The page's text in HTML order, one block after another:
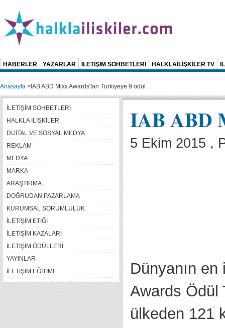
HABERLER YAZARLAR İLETİŞİM SOHBETLERİ HALKLAİLİŞKİLER TV
Anasayfa > IAB ABD Mixx Awards'tan Türkiyeye 9 ödül
IAB ABD
5 Ekim 2015 ,
Dünyanın en
Awards Ödül
ülkeden 121
İLETİŞİM SOHBETLERİ
HALKLA İLİŞKİLER
DİJİTAL VE SOSYAL MEDYA
REKLAM
MEDYA
MARKA
ARAŞTIRMA
DOĞRUDAN PAZARLAMA
KURUMSAL SORUMLULUK
İLETİŞİM ETİĞİ
İLETİŞİM KAZALARI
İLETİŞİM ÖDÜLLERİ
YAYINLAR
İLETİŞİM EĞİTİMİ